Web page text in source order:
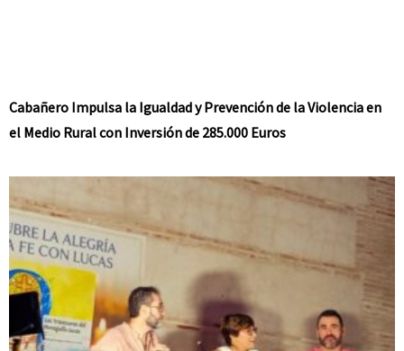
Cabañero Impulsa la Igualdad y Prevención de la Violencia en
el Medio Rural con Inversión de 285.000 Euros